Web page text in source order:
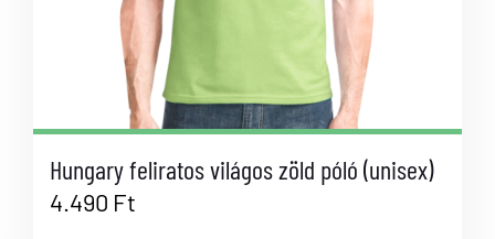
Hungary feliratos világos zöld póló (unisex)
4.490 Ft